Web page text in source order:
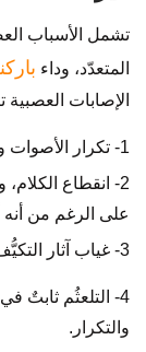
تشمل الأسباب
المتعدّد، وداء
الإصابات
1- تكرار الأصوات والمقاطع نفسها.
2- انقطاع
على الرغم من أنه
3- غياب آثار التكيُّف والتحسُّن التلقائي.
4- التلعثُم ثابتٌ
والتكرار.